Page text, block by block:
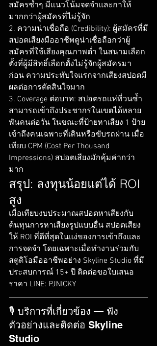
สมัครซ้ำๆ มีแนวโน้มจดจำและกาให้
มากกว่าผู้สมัครที่ไม่รู้จัก
2. ความน่าเชื่อถือ (Credibility): ผู้สมัครที่มี
สปอตเสียงมืออาชีพดูน่าเชื่อถือกว่าผู้
สมัครที่ใช้เสียงคุณภาพต่ำ ในสนามเลือก
ตั้งที่ผู้มีสิทธิ์เลือกตั้งไม่รู้จักผู้สมัครมา
ก่อน ความประทับใจแรกจากเสียงสปอตมี
ผลต่อการตัดสินใจมาก
3. Coverage ต่อบาท: สปอตรถแห่ที่วนซ้ำ
สามารถเข้าถึงประชากรในเขตได้หลาย
พันคนต่อวัน ในขณะที่ป้ายหาเสียง 1 ป้าย
เข้าถึงคนเฉพาะที่เดินหรือขับรถผ่าน เมื่อ
เทียบ CPM (Cost Per Thousand
Impressions) สปอตเสียงมักคุ้มค่ากว่า
มาก
สรุป: ลงทุนน้อยแต่ได้ ROI
สูง
เมื่อเทียบงบประมาณสปอตหาเสียงกับ
ต้นทุนการหาเสียงรูปแบบอื่น สปอตเสียง
ให้ ROI ที่ดีที่สุดในแง่ของการเข้าถึงและ
การจดจำ โดยเฉพาะเมื่อทำงานร่วมกับ
สตูดิโอมืออาชีพอย่าง Skyline Studio ที่มี
ประสบการณ์ 15+ ปี ติดต่อขอใบเสนอ
ราคา LINE: PJNICKY
🎙️ บริการที่เกี่ยวข้อง — ฟัง
ตัวอย่างและติดต่อ Skyline
Studio